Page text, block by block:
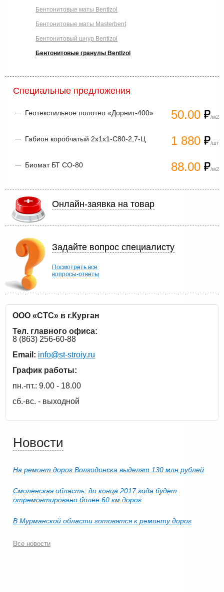
Бентонитовые маты BentIzol
Бентонитовые маты Masterbent
Бентонитовый шнур Bentizol
Бентонитовые гранулы BentIzol
Специальные предложения
50.00 /м2
Геотекстильное полотно «Дорнит-400»
1 880 /шт
Габион коробчатый 2х1х1-С80-2,7-Ц
88.00 /м2
Биомат БТ СО-80
Онлайн-заявка на товар
Задайте вопрос специалисту
Посмотреть все
вопросы-ответы
ООО «СТС» в г.Курган
Тел. главного офиса:
8 (863) 256-60-88
Email: info@st-stroiy.ru
График работы:
пн.-пт.: 9.00 - 18.00
сб.-вс. - выходной
Новости
На ремонт дорог Волгодонска выделят 130 млн рублей
Смоленская область: до конца 2017 года будет
отремонтировано более 60 км дорог
В Мурманской области готовятся к ремонту дорог
Все новости